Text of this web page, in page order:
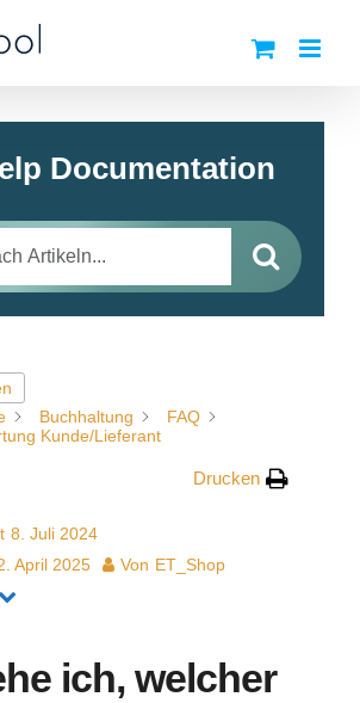
Documentation
Buchhaltung
FAQ
Kunde/Lieferant
Drucken
8. Juli 2024
April 2025 Von ET_Shop
ich, welcher